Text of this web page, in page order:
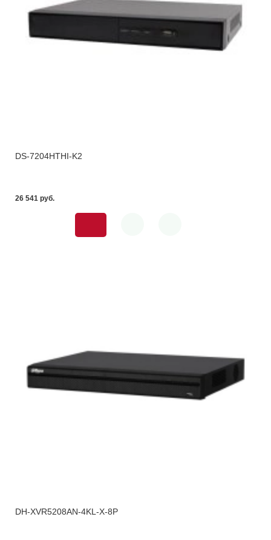
DS-7204HTHI-K2
26 541 pуб.
DH-XVR5208AN-4KL-X-8P